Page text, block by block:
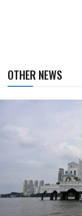
OTHER NEWS